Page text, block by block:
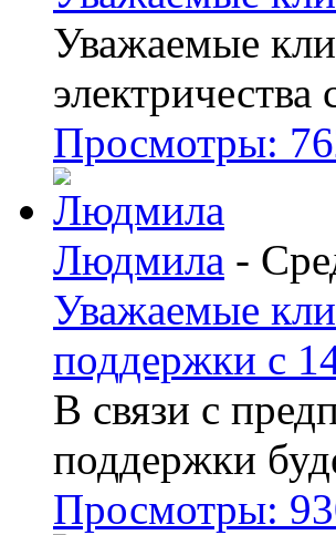
Уважаемые
Просмотры:
Людмила -
Уважаемые
поддержки с
В связи с
поддержки
Просмотры: